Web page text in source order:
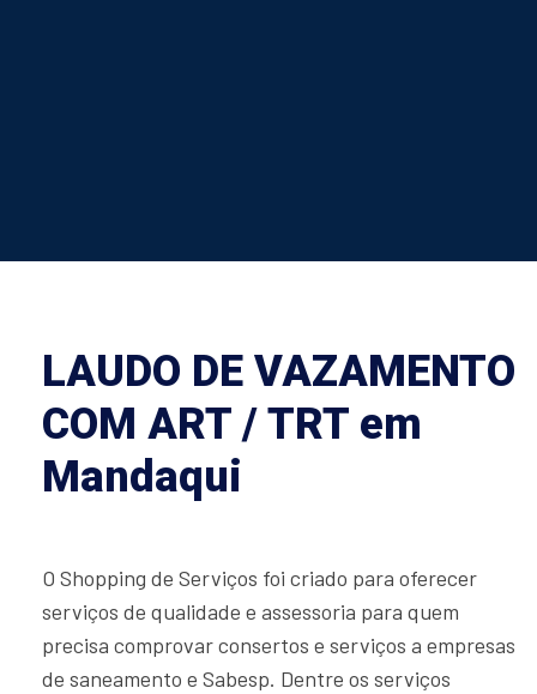
LAUDO DE VAZAMENTO
COM ART / TRT em
Mandaqui
O Shopping de Serviços foi criado para oferecer
serviços de qualidade e assessoria para quem
precisa comprovar consertos e serviços a empresas
de saneamento e Sabesp. Dentre os serviços